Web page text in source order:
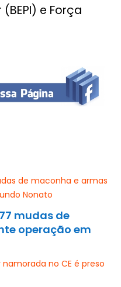
e Força
mudas de
operação em